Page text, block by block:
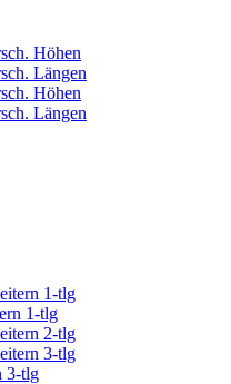
Höhen
Längen
Höhen
Längen
1-tlg
1-tlg
2-tlg
3-tlg
3-tlg